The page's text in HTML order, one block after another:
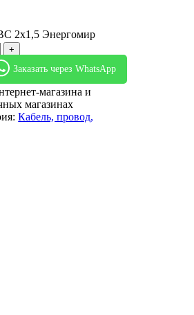
2х1,5 Энергомир
Заказать через WhatsApp
магазина и
магазинах
Кабель, провод,